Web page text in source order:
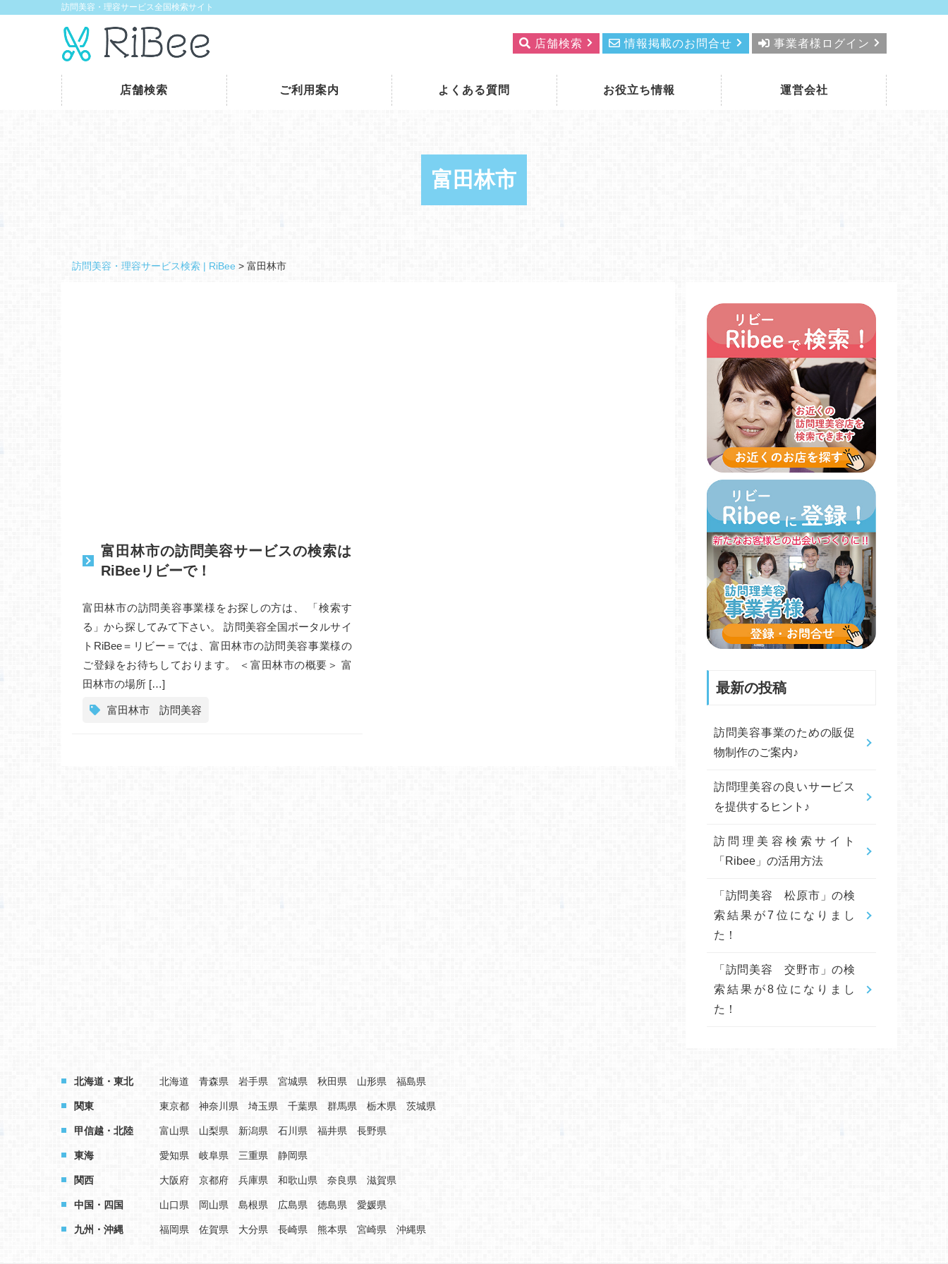
訪問美容・理容サービス全国検索サイト
店舗検索 情報掲載のお問合せ 事業者様ログイン
店舗検索 ご利用案内 よくある質問 お役立ち情報 運営会社
富田林市
訪問美容・理容サービス検索 | RiBee > 富田林市
富田林市の訪問美容サービスの検索は
RiBeeリビーで！
富田林市の訪問美容事業様をお探しの方は、 「検索す
る」から探してみて下さい。 訪問美容全国ポータルサイ
トRiBee＝リビー＝では、富田林市の訪問美容事業様の
ご登録をお待ちしております。 ＜富田林市の概要＞ 富
田林市の場所 […]
富田林市 訪問美容
最新の投稿
訪問美容事業のための販促
物制作のご案内♪
訪問理美容の良いサービス
を提供するヒント♪
訪問理美容検索サイト
「Ribee」の活用方法
「訪問美容 松原市」の検
索結果が7位になりまし
た！
「訪問美容 交野市」の検
索結果が8位になりまし
た！
北海道・東北 北海道 青森県 岩手県 宮城県 秋田県 山形県 福島県
関東 東京都 神奈川県 埼玉県 千葉県 群馬県 栃木県 茨城県
甲信越・北陸 富山県 山梨県 新潟県 石川県 福井県 長野県
東海 愛知県 岐阜県 三重県 静岡県
関西 大阪府 京都府 兵庫県 和歌山県 奈良県 滋賀県
中国・四国 山口県 岡山県 島根県 広島県 徳島県 愛媛県
九州・沖縄 福岡県 佐賀県 大分県 長崎県 熊本県 宮崎県 沖縄県